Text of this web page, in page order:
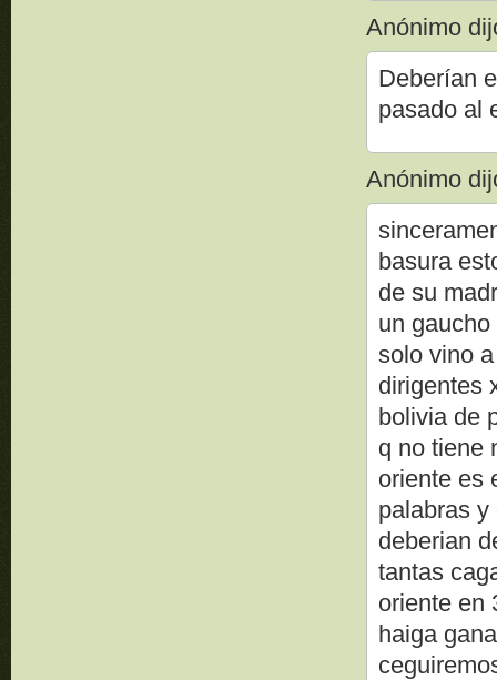
Anónimo
Deberían
pasado al
Anónimo
basura
de su
un
solo vino
dirigentes
bolivia de
q no tiene
oriente es
palabras
deberian
tantas
oriente en
haiga